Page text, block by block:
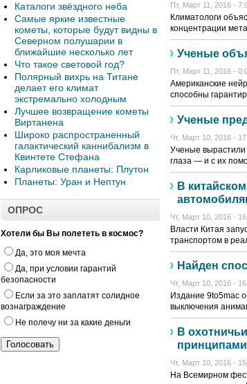
Каталоги звёздного неба
Самые яркие известные
кометы, которые будут видны в
Северном полушарии в
ближайшие несколько лет
Что такое световой год?
Полярный вихрь на Титане
делает его климат
экстремально холодным
Лучшее возвращение кометы
Виртанена
Широко распространенный
галактический каннибализм в
Квинтете Стефана
Карликовые планеты: Плутон
Планеты: Уран и Нептун
ОПРОС
Хотели бы Вы полететь в космос?
Да, это моя мечта
Да, при условии гарантий
безопасности
Если за это заплатят солидное
вознаграждение
Не полечу ни за какие деньги
Пт, Март 11, 2016 -
Климатологи
концентрации
Ученые
Пт, Март 11, 2016 -
Американские
способны
Ученые
Чт, Март 10, 2016 -
Ученые вырастили
глаза — и с их
В
Чт, Март 10, 2016 -
Власти Китая
транспортом в
Найден
Чт, Март 10, 2016 -
Издание 9to5mac
выключения
В
Чт, Март 10, 2016 -
На Всемирном